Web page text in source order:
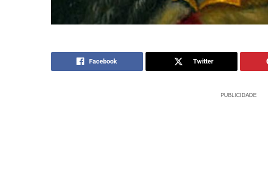
Facebook Twitter
PUBLICIDADE